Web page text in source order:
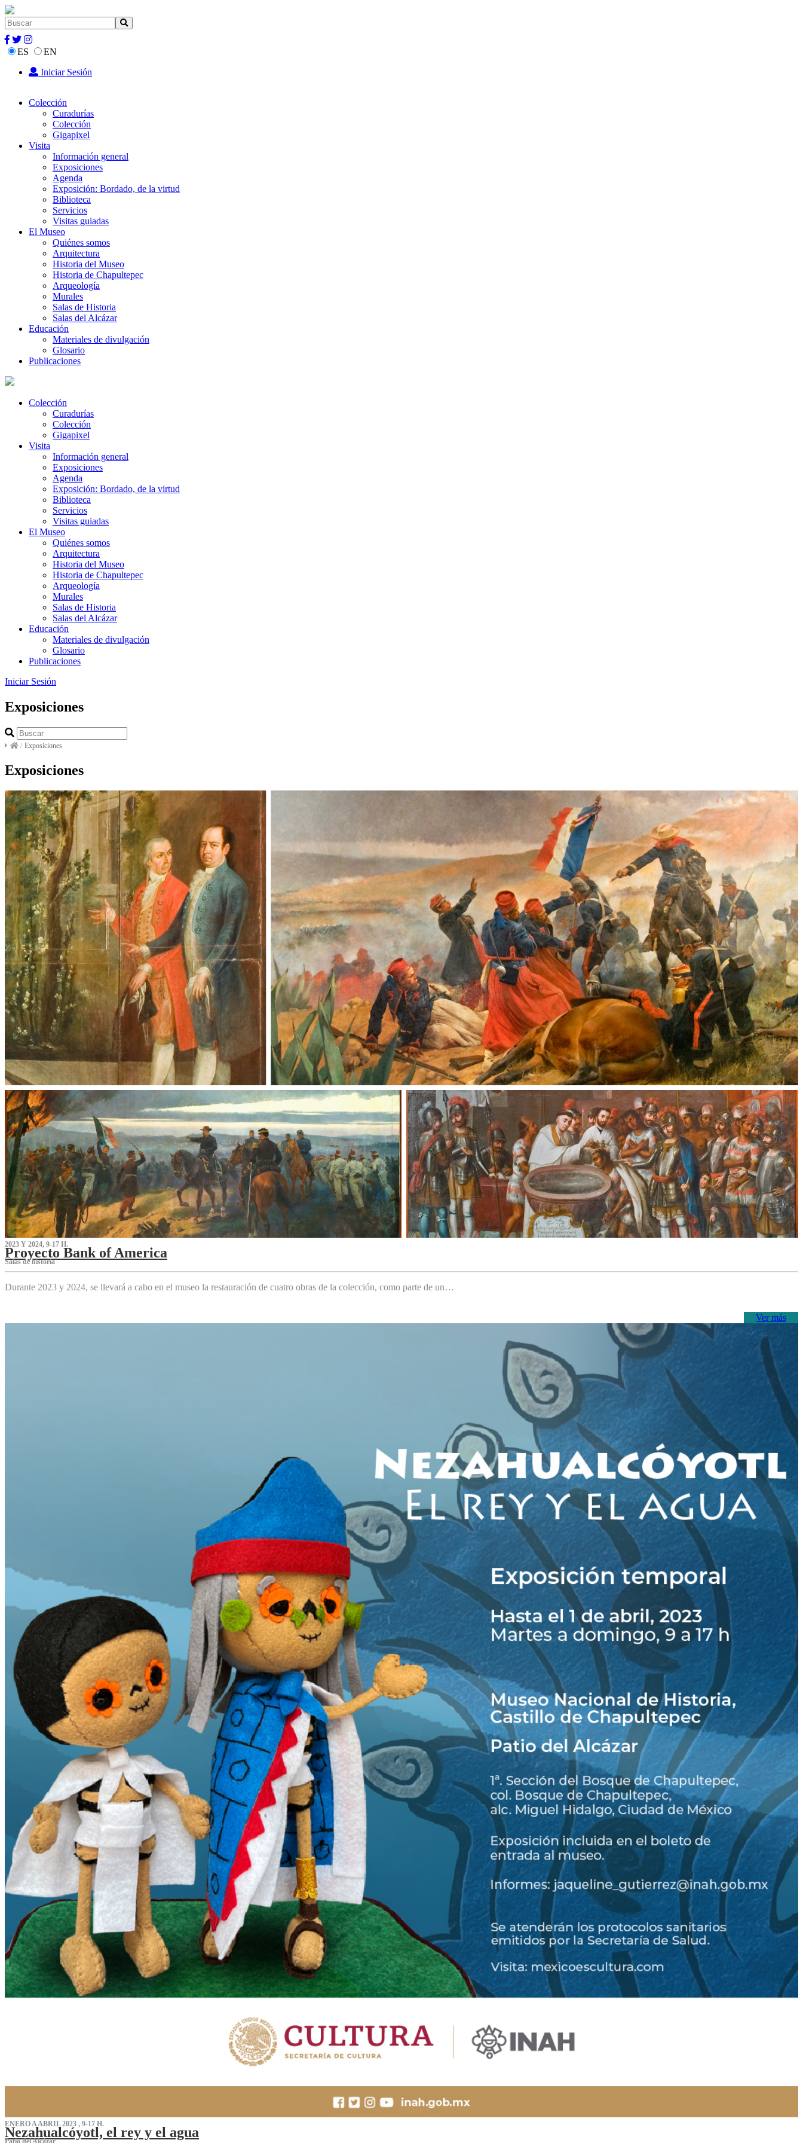
ES
EN
Iniciar Sesión
Colección
Curadurías
Colección
Gigapixel
Visita
Información general
Exposiciones
Agenda
Exposición: Bordado, de la virtud
Biblioteca
Servicios
Visitas guiadas
El Museo
Quiénes somos
Arquitectura
Historia del Museo
Historia de Chapultepec
Arqueología
Murales
Salas de Historia
Salas del Alcázar
Educación
Materiales de divulgación
Glosario
Publicaciones
Colección
Curadurías
Colección
Gigapixel
Visita
Información general
Exposiciones
Agenda
Exposición: Bordado, de la virtud
Biblioteca
Servicios
Visitas guiadas
El Museo
Quiénes somos
Arquitectura
Historia del Museo
Historia de Chapultepec
Arqueología
Murales
Salas de Historia
Salas del Alcázar
Educación
Materiales de divulgación
Glosario
Publicaciones
Iniciar Sesión
Exposiciones
/ Exposiciones
Exposiciones
2023 Y 2024, 9-17 H.
Proyecto Bank of America
S‌alas de historia
Durante 2023 y 2024, se llevará a cabo en el museo la restauración de cuatro obras de la colección, como parte de un…
Ver más
ENERO A ABRIL 2023 , 9-17 H.
Nezahualcóyotl, el rey y el agua